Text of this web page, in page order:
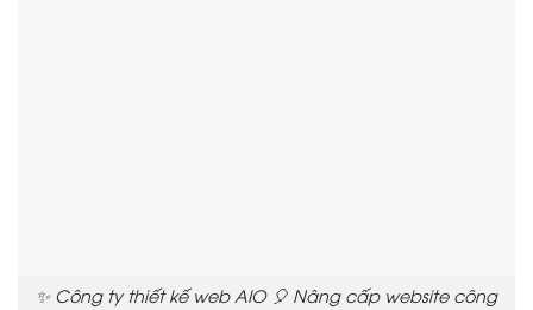
✨ Công ty thiết kế web AIO 🎈 Nâng cấp website công